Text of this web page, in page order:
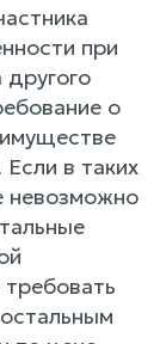
при
о
в таких
невозможно